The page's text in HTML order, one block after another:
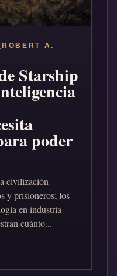
A.
Starship
poder
civilización
y prisioneros; los
en industria
cuánto...